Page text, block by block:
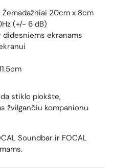
20cm x 8cm
(+/- 6 dB)
didesniems ekranams
stiklo plokšte,
žvilgančiu kompanionu
Soundbar ir FOCAL